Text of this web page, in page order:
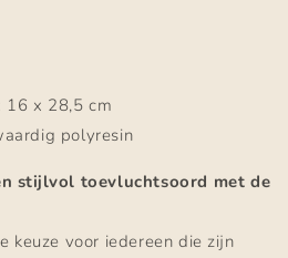
16 x 28,5 cm
polyresin
stijlvol toevluchtsoord met de
keuze voor iedereen die zijn